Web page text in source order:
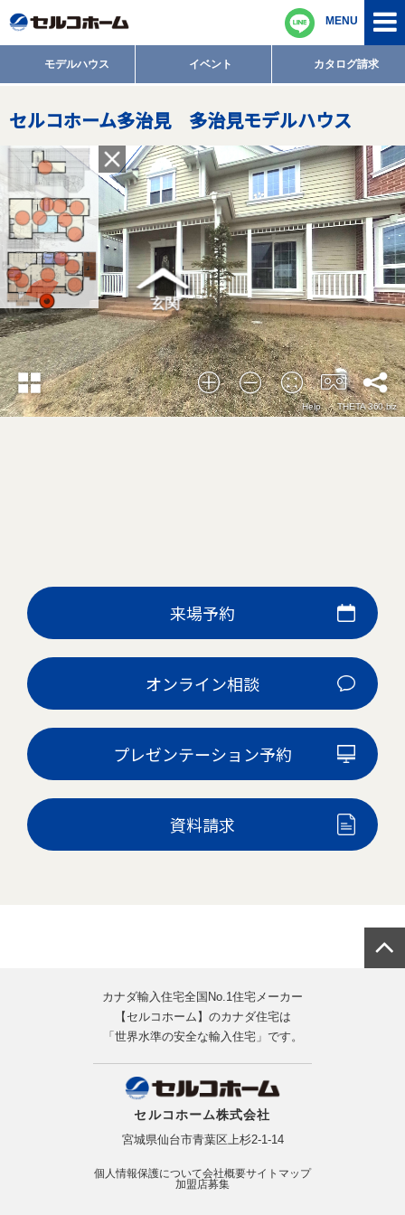
MENU
モデルハウス イベント カタログ請求
セルコホーム多治見 多治見モデルハウス
来場予約
オンライン相談
プレゼンテーション予約
資料請求
カナダ輸入住宅全国No.1住宅メーカー
【セルコホーム】のカナダ住宅は
「世界水準の安全な輸入住宅」です。
セルコホーム株式会社
宮城県仙台市青葉区上杉2-1-14
個人情報保護について会社概要サイトマップ
加盟店募集